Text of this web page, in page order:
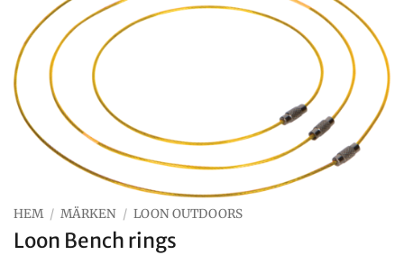
HEM / MÄRKEN / LOON OUTDOORS
Loon Bench rings